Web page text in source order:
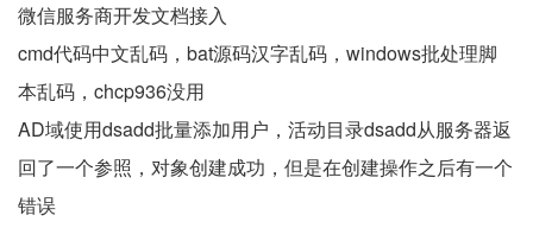
微信服务商开发文档接入
cmd代码中文乱码，bat源码汉字乱码，windows批处理脚
本乱码，chcp936没用
AD域使用dsadd批量添加用户，活动目录dsadd从服务器返
回了一个参照，对象创建成功，但是在创建操作之后有一个
错误